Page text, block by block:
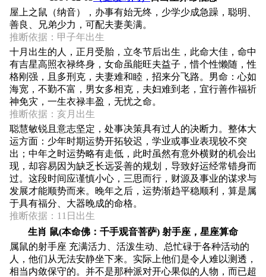
屋上之鼠（纳音），办事有始无终，少学少成急躁，聪明、
善良、兄弟少力，可配夫妻美满。
推断依据：甲子年出生
十月出生的人，正月受胎，立冬节后出生，此命大佳，命中
有吉星高照衣禄终身，女命虽能旺夫益子，惜个性懒随，性
格刚强，且多刑克，夫妻难和睦，招来分飞路。男命：心如
海宽，不勤不富，男女多相克，夫妇难到老，宜行善作福祈
神免灾，一生衣禄丰盈，无忧之命。
推断依据：亥月出生
聪慧敏锐且意志坚定，处事决策具有过人的决断力。整体大
运方面：少年时期运势开拓较迟，学业或事业表现较不突
出；中年之时运势略有走低，此时虽然有意外横财的机会出
现，却容易因为缺乏长远妥善的规划，导致好运经常错身而
过。这段时间应谨慎小心，三思而行，财源及事业的谋求与
发展才能顺势而来。晚年之后，运势渐趋平稳顺利，算是属
于具有福分、大器晚成的命格。
推断依据：11日出生
生肖 鼠(本命佛：千手观音菩萨) 射手座，星座算命
属鼠的射手座 充满活力、活泼生动、总忙碌于各种活动的
人，他们从无法安静坐下来。实际上他们是令人难以测透，
相当内敛保守的。并不是那种派对开心果似的人物，而已超